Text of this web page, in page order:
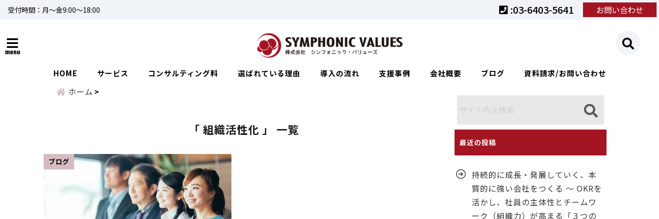
受付時間：月～金9:00～18:00 お問い合わせ
:03-6403-5641
menu
HOME サービス コンサルティング料 選ばれている理由 導入の流れ 支援事例 会社概要 ブログ 資料請求/お問い合わせ
ホーム
「 組織活性化 」 一覧
ブログ
最近の投稿
持続的に成長・発展していく、本
質的に強い会社をつくる ～ OKRを
活かし、社員の主体性とチームワ
ーク（組織力）が高まる「３つの